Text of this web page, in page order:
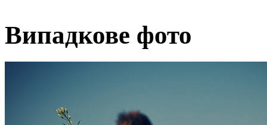
Випадкове фото